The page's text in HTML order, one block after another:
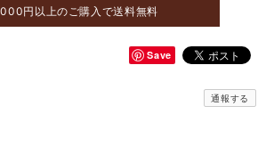
円以上のご購入で送料無料
Save
通報する